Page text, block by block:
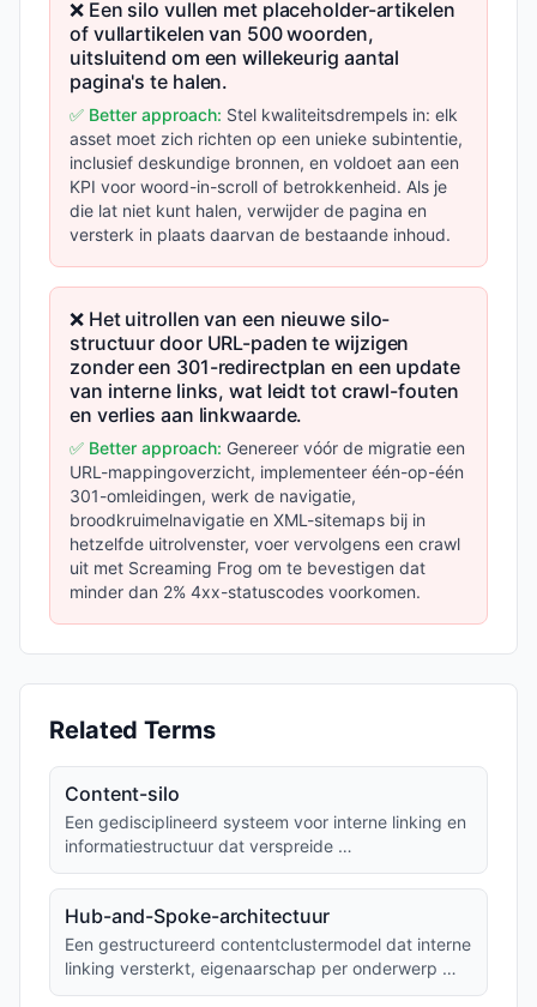
❌ Een silo vullen met placeholder-artikelen
of vullartikelen van 500 woorden,
uitsluitend om een willekeurig aantal
pagina's te halen.
✅ Better approach: Stel kwaliteitsdrempels in: elk
asset moet zich richten op een unieke subintentie,
inclusief deskundige bronnen, en voldoet aan een
KPI voor woord-in-scroll of betrokkenheid. Als je
die lat niet kunt halen, verwijder de pagina en
versterk in plaats daarvan de bestaande inhoud.
❌ Het uitrollen van een nieuwe silo-
structuur door URL-paden te wijzigen
zonder een 301-redirectplan en een update
van interne links, wat leidt tot crawl-fouten
en verlies aan linkwaarde.
✅ Better approach: Genereer vóór de migratie een
URL-mappingoverzicht, implementeer één-op-één
301-omleidingen, werk de navigatie,
broodkruimelnavigatie en XML-sitemaps bij in
hetzelfde uitrolvenster, voer vervolgens een crawl
uit met Screaming Frog om te bevestigen dat
minder dan 2% 4xx-statuscodes voorkomen.
Related Terms
Content-silo
Een gedisciplineerd systeem voor interne linking en
informatiestructuur dat verspreide …
Hub-and-Spoke-architectuur
Een gestructureerd contentclustermodel dat interne
linking versterkt, eigenaarschap per onderwerp …